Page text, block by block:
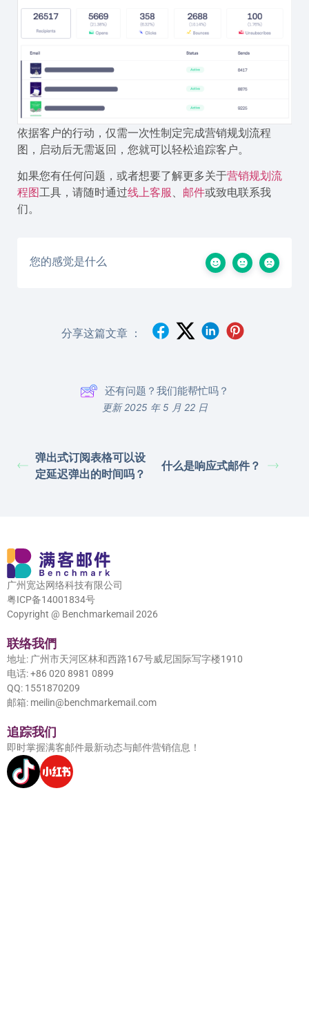
依据客户的行动，仅需一次性制定完成营销规划流程
图，启动后无需返回，您就可以轻松追踪客户。
如果您有任何问题，或者想要了解更多关于营销规划流
程图工具，请随时通过线上客服 、 邮件或致电联系我
们。
您的感觉是什么
分享这篇文章 ：
还有问题？我们能帮忙吗？
更新 2025 年 5 月 22 日
弹出式订阅表格可以设
定延迟弹出的时间吗？
什么是响应式邮件？
广州宽达网络科技有限公司
粤ICP备14001834号
Copyright @ Benchmarkemail 2026
联络我們
地址: 广州市天河区林和西路167号威尼国际写字楼1910
电话: +86 020 8981 0899
QQ: 1551870209
邮箱: meilin@benchmarkemail.com
追踪我们
即时掌握满客邮件最新动态与邮件营销信息！